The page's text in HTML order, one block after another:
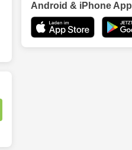
Android & iPhone App